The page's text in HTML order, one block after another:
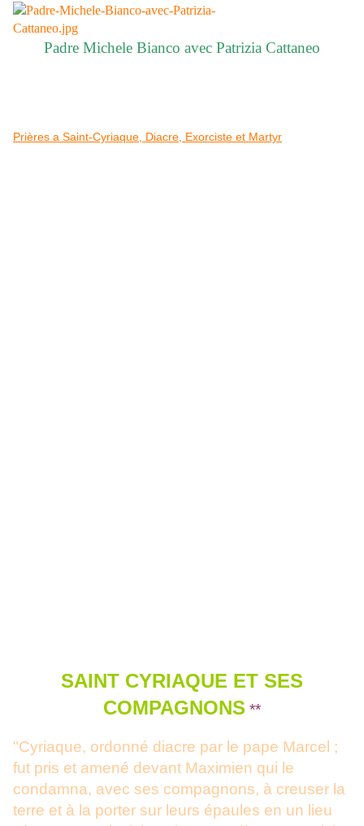
Padre Michele Bianco avec Patrizia Cattaneo
Prières a Saint-Cyriaque, Diacre, Exorciste et Martyr
SAINT CYRIAQUE ET SES
COMPAGNONS **
"Cyriaque, ordonné diacre par le pape Marcel ;
fut pris et amené devant Maximien qui le
condamna, avec ses compagnons, à creuser la
terre et à la porter sur leurs épaules en un lieu